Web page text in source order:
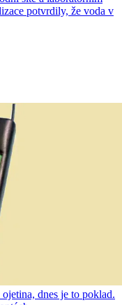
potvrdily, že voda v
dnes je to poklad.